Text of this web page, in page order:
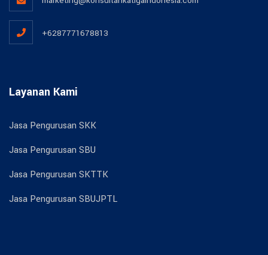
+6287771678813
Layanan Kami
Jasa Pengurusan SKK
Jasa Pengurusan SBU
Jasa Pengurusan SKTTK
Jasa Pengurusan SBUJPTL